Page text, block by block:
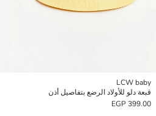
LCW baby
قبعة دلو للأولاد الرضع بتفاصيل أذن
399.00 EGP